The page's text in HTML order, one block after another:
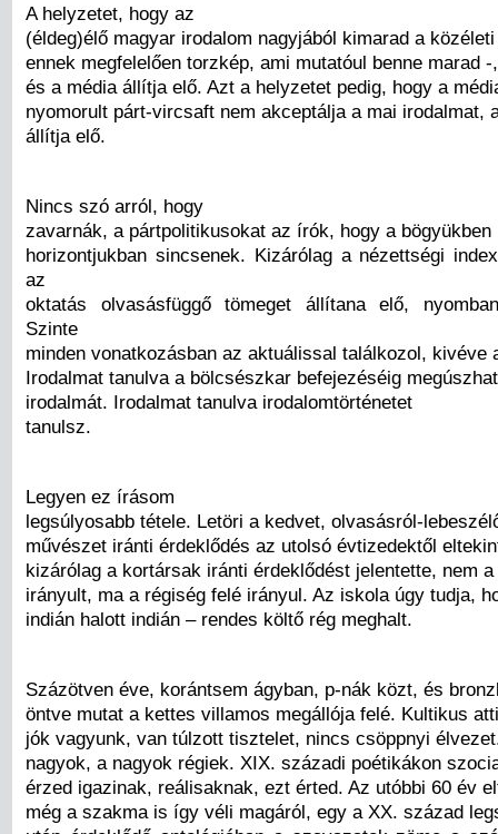
A helyzetet, hogy az
(éldeg)élő magyar irodalom nagyjából kimarad a
ennek megfelelően torzkép, ami mutatóul benne marad
és a média állítja elő. Azt a helyzetet pedig, hogy a
nyomorult párt-vircsaft nem akceptálja a mai irodalmat,
állítja elő.
Nincs szó arról, hogy
zavarnák, a pártpolitikusokat az írók, hogy a bögyükben
horizontjukban sincsenek. Kizárólag a nézettségi
az
oktatás olvasásfüggő tömeget állítana elő,
Szinte
minden vonatkozásban az aktuálissal találkozol, kivéve
Irodalmat tanulva a bölcsészkar befejezéséig
irodalmát. Irodalmat tanulva irodalomtörténetet
tanulsz.
Legyen ez írásom
legsúlyosabb tétele. Letöri a kedvet, olvasásról-
művészet iránti érdeklődés az utolsó évtizedektől
kizárólag a kortársak iránti érdeklődést jelentette, nem
irányult, ma a régiség felé irányul. Az iskola úgy tudja,
indián halott indián – rendes költő rég meghalt.
Százötven éve, korántsem ágyban, p-nák közt, és
öntve mutat a kettes villamos megállója felé. Kultikus
jók vagyunk, van túlzott tisztelet, nincs csöppnyi
nagyok, a nagyok régiek. XIX. századi poétikákon
érzed igazinak, reálisaknak, ezt érted. Az utóbbi 60 év
még a szakma is így véli magáról, egy a XX. század